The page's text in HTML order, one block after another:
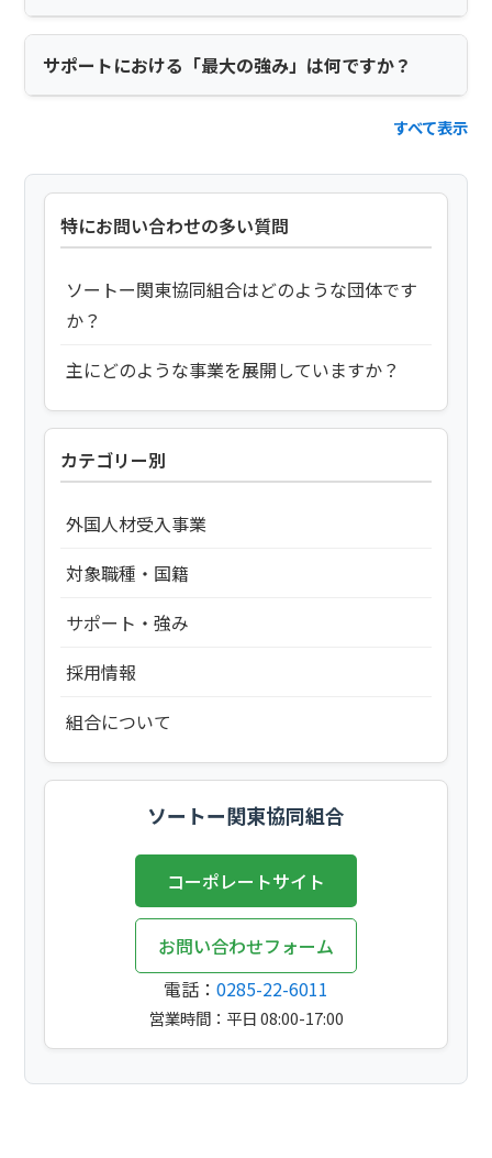
サポートにおける「最大の強み」は何ですか？
すべて表示
特にお問い合わせの多い質問
ソートー関東協同組合はどのような団体です
か？
主にどのような事業を展開していますか？
カテゴリー別
外国人材受入事業
対象職種・国籍
サポート・強み
採用情報
組合について
ソートー関東協同組合
コーポレートサイト
お問い合わせフォーム
電話： 0285-22-6011
営業時間：平日 08:00-17:00